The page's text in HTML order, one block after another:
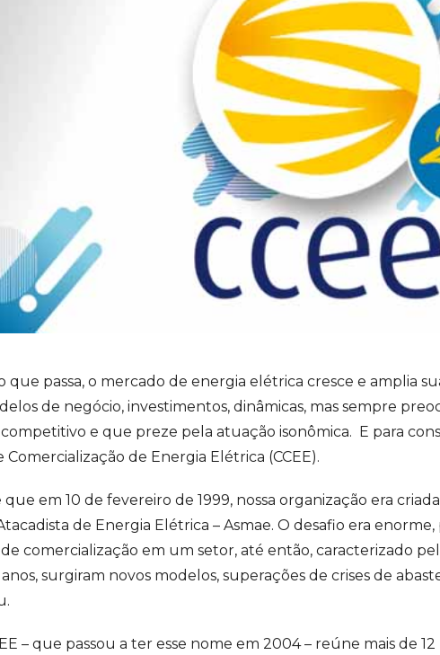
que passa, o mercado de energia elétrica cresce e amplia
de negócio, investimentos, dinâmicas, mas sempre
e que preze pela atuação isonômica. E para
Comercialização de Energia Elétrica (CCEE).
que em 10 de fevereiro de 1999, nossa organização era
de Energia Elétrica – Asmae. O desafio era
comercialização em um setor, até então, caracterizado
anos, surgiram novos modelos, superações de crises de
– que passou a ter esse nome em 2004 – reúne mais de